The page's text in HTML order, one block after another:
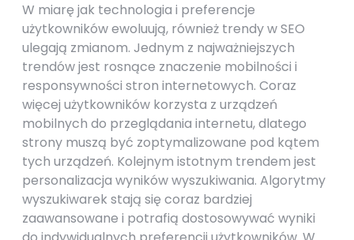
W miarę jak technologia i preferencje
użytkowników ewoluują, również trendy w SEO
ulegają zmianom. Jednym z najważniejszych
trendów jest rosnące znaczenie mobilności i
responsywności stron internetowych. Coraz
więcej użytkowników korzysta z urządzeń
mobilnych do przeglądania internetu, dlatego
strony muszą być zoptymalizowane pod kątem
tych urządzeń. Kolejnym istotnym trendem jest
personalizacja wyników wyszukiwania. Algorytmy
wyszukiwarek stają się coraz bardziej
zaawansowane i potrafią dostosowywać wyniki